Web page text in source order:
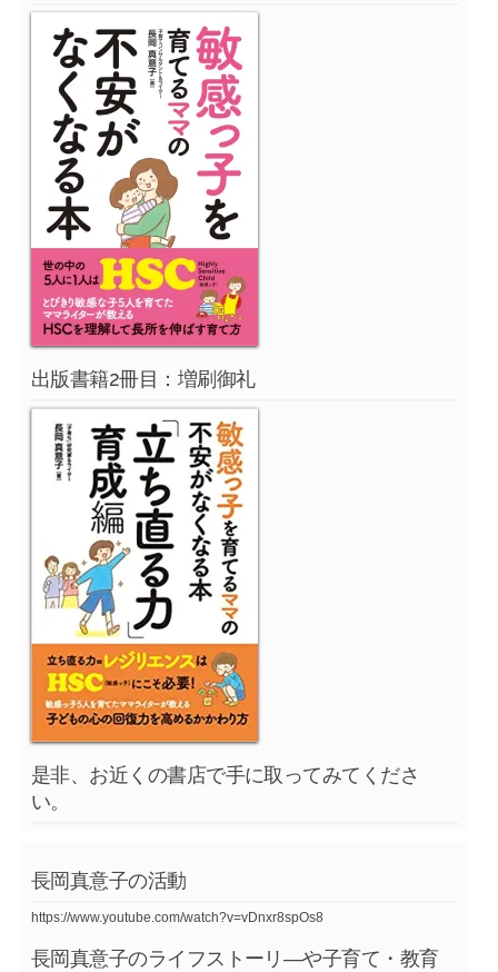
出版書籍2冊目：増刷御礼
是非、お近くの書店で手に取ってみてくださ
い。
長岡真意子の活動
https://www.youtube.com/watch?v=vDnxr8spOs8
長岡真意子のライフストーリ―や子育て・教育